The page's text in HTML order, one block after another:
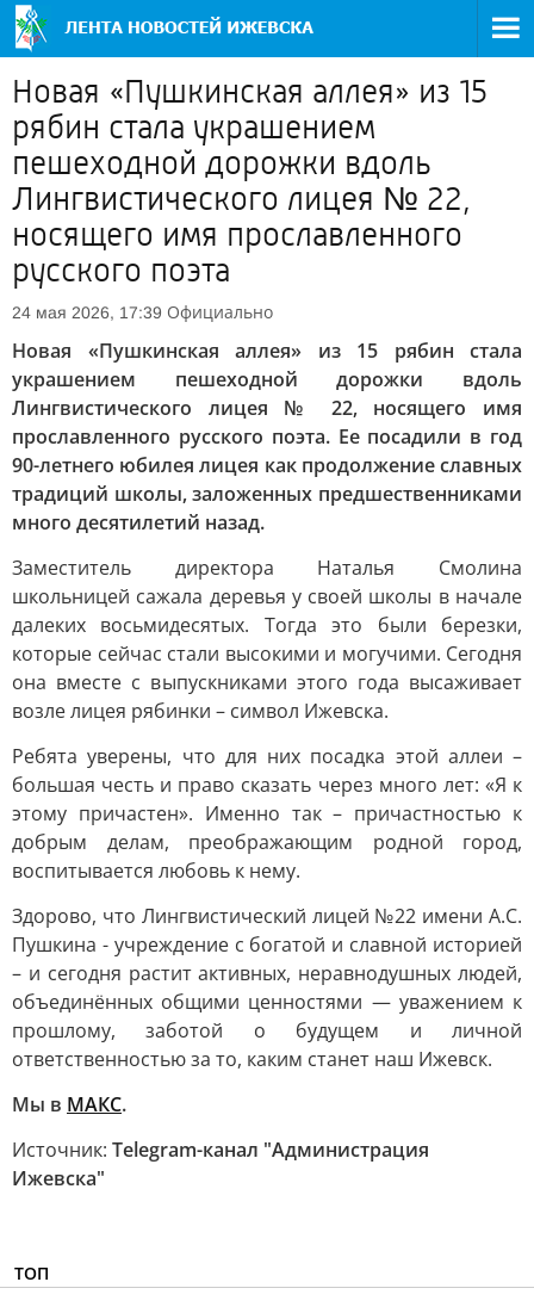
Новая «Пушкинская аллея» из 15
рябин стала украшением
пешеходной дорожки вдоль
Лингвистического лицея № 22,
носящего имя прославленного
русского поэта
24 мая 2026, 17:39 Официально
Новая «Пушкинская аллея» из 15 рябин стала
украшением пешеходной дорожки вдоль
Лингвистического лицея № 22, носящего имя
прославленного русского поэта. Ее посадили в год
90-летнего юбилея лицея как продолжение славных
традиций школы, заложенных предшественниками
много десятилетий назад.
Заместитель директора Наталья Смолина
школьницей сажала деревья у своей школы в начале
далеких восьмидесятых. Тогда это были березки,
которые сейчас стали высокими и могучими. Сегодня
она вместе с выпускниками этого года высаживает
возле лицея рябинки – символ Ижевска.
Ребята уверены, что для них посадка этой аллеи –
большая честь и право сказать через много лет: «Я к
этому причастен». Именно так – причастностью к
добрым делам, преображающим родной город,
воспитывается любовь к нему.
Здорово, что Лингвистический лицей №22 имени А.С.
Пушкина - учреждение с богатой и славной историей
– и сегодня растит активных, неравнодушных людей,
объединённых общими ценностями — уважением к
прошлому, заботой о будущем и личной
ответственностью за то, каким станет наш Ижевск.
Мы в МАКС.
Источник: Telegram-канал "Администрация
Ижевска"
ТОП